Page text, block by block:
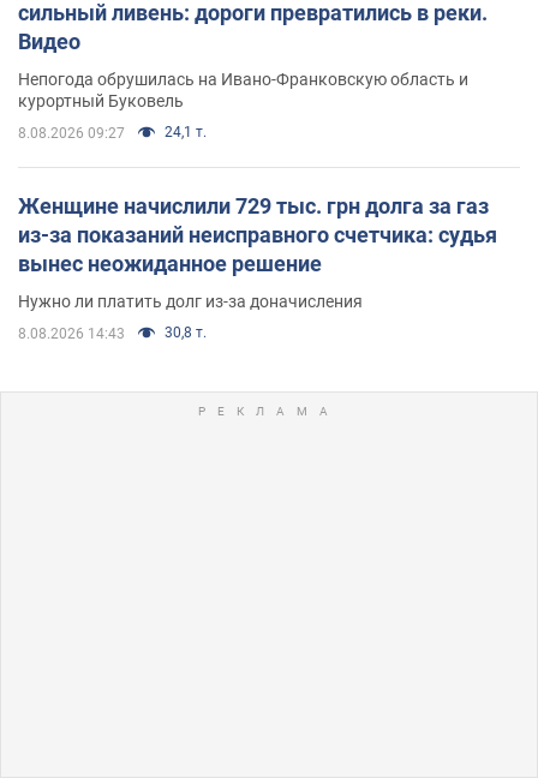
сильный ливень: дороги превратились в реки.
Видео
Непогода обрушилась на Ивано-Франковскую область и
курортный Буковель
8.08.2026 09:27 24,1 т.
Женщине начислили 729 тыс. грн долга за газ
из-за показаний неисправного счетчика: судья
вынес неожиданное решение
Нужно ли платить долг из-за доначисления
8.08.2026 14:43 30,8 т.